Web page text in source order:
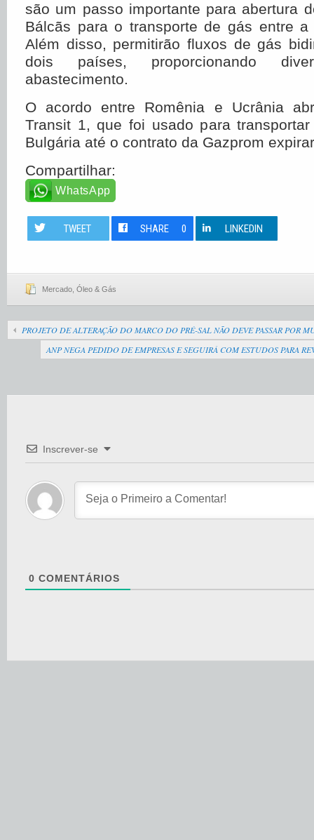
são um passo importante para abertura
Bálcãs para o transporte de gás entre a
Além disso, permitirão fluxos de gás
dois países, proporcionando
abastecimento.
O acordo entre Romênia e Ucrânia
Transit 1, que foi usado para
Bulgária até o contrato da Gazprom
Compartilhar:
WhatsApp
TWEET SHARE 0 LINKEDIN
Mercado Óleo & Gás
PROJETO DE ALTERAÇÃO DO MARCO DO PRÉ-SAL NÃO DEVE PASSAR POR
ANP NEGA PEDIDO DE EMPRESAS E SEGUIRÁ COM ESTUDOS PARA
Inscrever-se
0 COMENTÁRIOS